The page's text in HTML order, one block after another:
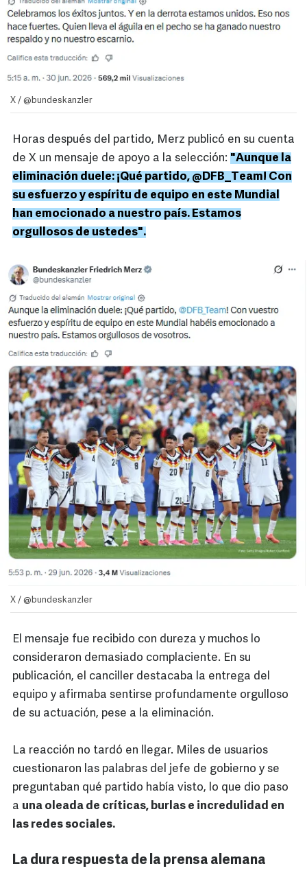
X / @bundeskanzler
Horas después del partido, Merz publicó en su cuenta
de X un mensaje de apoyo a la selección: "Aunque la
eliminación duele: ¡Qué partido, @DFB_Team! Con
su esfuerzo y espíritu de equipo en este Mundial
han emocionado a nuestro país. Estamos
orgullosos de ustedes".
X / @bundeskanzler
El mensaje fue recibido con dureza y muchos lo
consideraron demasiado complaciente. En su
publicación, el canciller destacaba la entrega del
equipo y afirmaba sentirse profundamente orgulloso
de su actuación, pese a la eliminación.
La reacción no tardó en llegar. Miles de usuarios
cuestionaron las palabras del jefe de gobierno y se
preguntaban qué partido había visto, lo que dio paso
a una oleada de críticas, burlas e incredulidad en
las redes sociales.
La dura respuesta de la prensa alemana